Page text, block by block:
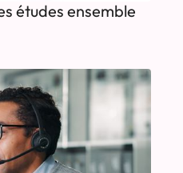
études ensemble